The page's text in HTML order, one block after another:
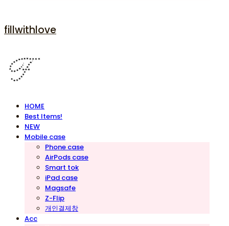
fillwithlove
HOME
Best Items!
NEW
Mobile case
Phone case
AirPods case
Smart tok
iPad case
Magsafe
Z-Flip
개인결제창
Acc